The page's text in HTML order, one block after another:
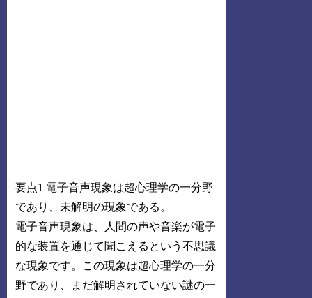
要点1 電子音声現象は超心理学の一分野
であり、未解明の現象である。
電子音声現象は、人間の声や音楽が電子
的な装置を通じて聞こえるという不思議
な現象です。この現象は超心理学の一分
野であり、まだ解明されていない謎の一